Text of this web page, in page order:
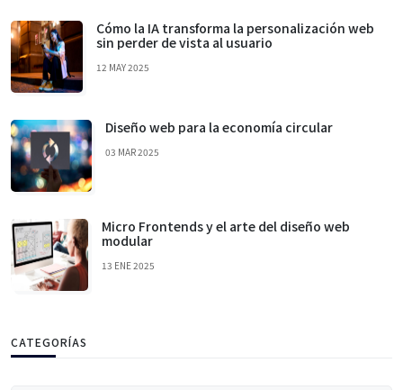
Cómo la IA transforma la personalización web
sin perder de vista al usuario
12 MAY 2025
Diseño web para la economía circular
03 MAR 2025
Micro Frontends y el arte del diseño web
modular
13 ENE 2025
CATEGORÍAS